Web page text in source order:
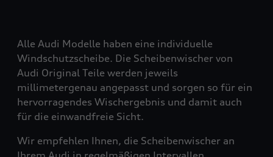
Alle Audi Modelle haben eine individuelle
Windschutzscheibe. Die Scheibenwischer von
Audi Original Teile werden jeweils
millimetergenau angepasst und sorgen so für ein
hervorragendes Wischergebnis und damit auch
für die einwandfreie Sicht.
Wir empfehlen Ihnen, die Scheibenwischer an